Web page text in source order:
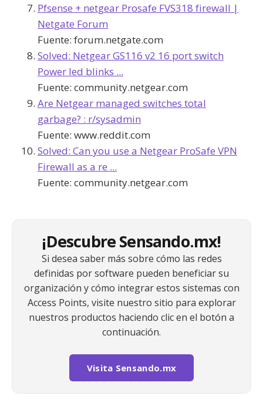
Pfsense + netgear Prosafe FVS318 firewall |
Netgate Forum
Fuente: forum.netgate.com
Solved: Netgear GS116 v2 16 port switch
Power led blinks ...
Fuente: community.netgear.com
Are Netgear managed switches total
garbage? : r/sysadmin
Fuente: www.reddit.com
Solved: Can you use a Netgear ProSafe VPN
Firewall as a re ...
Fuente: community.netgear.com
¡Descubre Sensando.mx!
Si desea saber más sobre cómo las redes
definidas por software pueden beneficiar su
organización y cómo integrar estos sistemas con
Access Points, visite nuestro sitio para explorar
nuestros productos haciendo clic en el botón a
continuación.
Visita Sensando.mx